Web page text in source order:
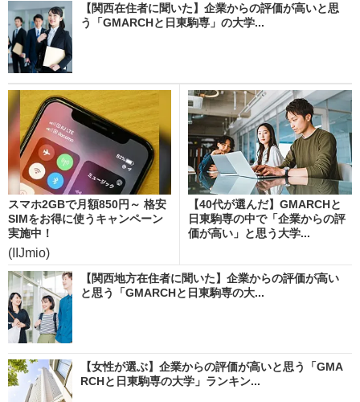
【関西在住者に聞いた】企業からの評価が高いと思
う「GMARCHと日東駒専」の大学...
スマホ2GBで月額850円～ 格安
SIMをお得に使うキャンペーン
実施中！
(IIJmio)
【40代が選んだ】GMARCHと
日東駒専の中で「企業からの評
価が高い」と思う大学...
【関西地方在住者に聞いた】企業からの評価が高い
と思う「GMARCHと日東駒専の大...
【女性が選ぶ】企業からの評価が高いと思う「GMA
RCHと日東駒専の大学」ランキン...